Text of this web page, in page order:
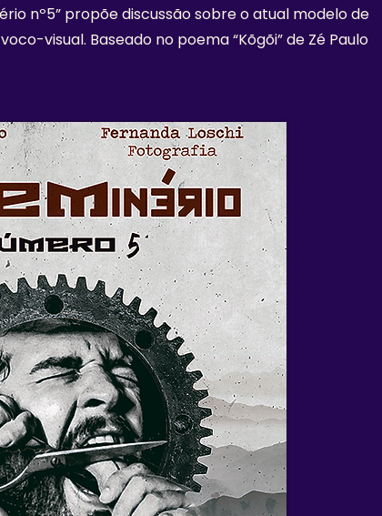
nº5” propõe discussão sobre o atual modelo de
visual. Baseado no poema “Kõgõi” de Zé Paulo